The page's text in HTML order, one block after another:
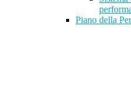
Piano della